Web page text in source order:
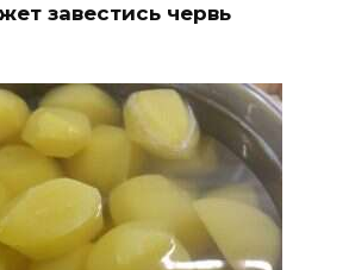
завестись червь